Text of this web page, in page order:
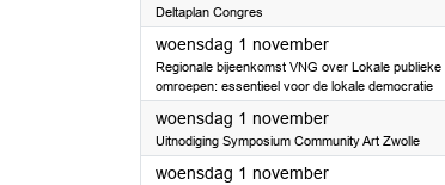
Deltaplan Congres
woensdag 1 november2023
Regionale bijeenkomst VNG over Lokale publieke
omroepen: essentieel voor de lokale democratie
woensdag 1 november2023
Uitnodiging Symposium Community Art Zwolle
woensdag 1 november2023